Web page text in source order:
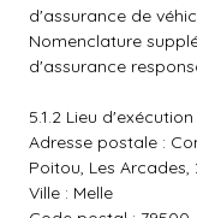
d'assurance de
Nomenclature
d'assurance
5.1.2 Lieu d'exécution
Adresse postale :
Poitou, Les
Ville : Melle